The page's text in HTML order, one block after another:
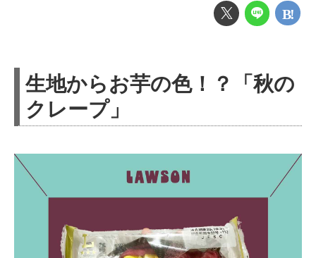
生地からお芋の色！？「秋の
クレープ」